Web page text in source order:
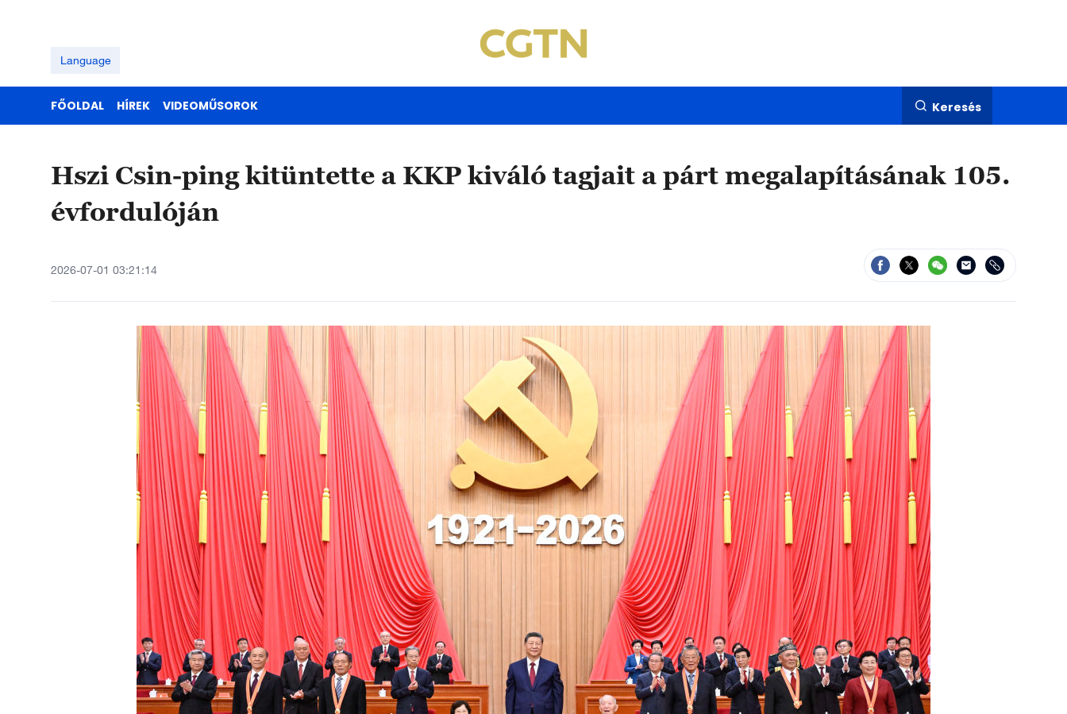
Language
FŐOLDAL HÍREK VIDEOMŰSOROK Keresés
Hszi Csin-ping kitüntette a KKP kiváló tagjait a párt megalapításának 105.
évfordulóján
2026-07-01 03:21:14